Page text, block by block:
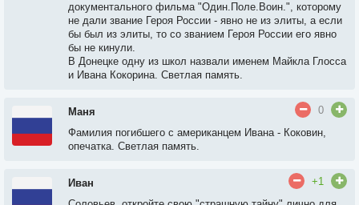
документального фильма "Один.Поле.Воин.", которому
не дали звание Героя России - явно не из элиты, а если
бы был из элиты, то со званием Героя России его явно
бы не кинули.
В Донецке одну из школ назвали именем Майкла Глосса
и Ивана Кокорина. Светлая память.
Маня
0
Фамилия погибшего с американцем Ивана - Коковин,
опечатка. Светлая память.
Иван
+1